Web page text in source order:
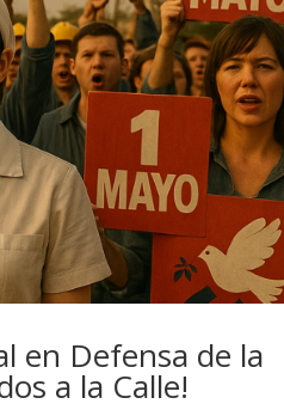
en Defensa de la
a la Calle!